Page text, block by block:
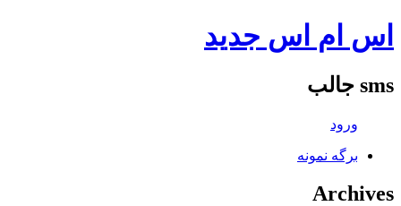
اس ام اس جدید
sms جالب
ورود
برگه نمونه
Archives